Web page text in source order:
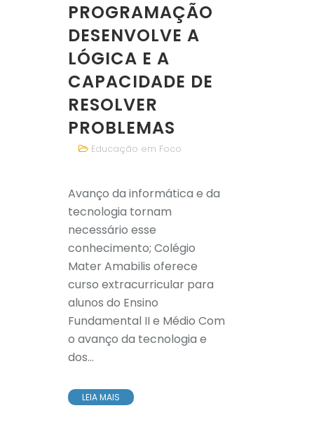
PROGRAMAÇÃO
DESENVOLVE A
LÓGICA E A
CAPACIDADE DE
RESOLVER
PROBLEMAS
Educação em Foco
Avanço da informática e da
tecnologia tornam
necessário esse
conhecimento; Colégio
Mater Amabilis oferece
curso extracurricular para
alunos do Ensino
Fundamental II e Médio Com
o avanço da tecnologia e
dos...
LEIA MAIS